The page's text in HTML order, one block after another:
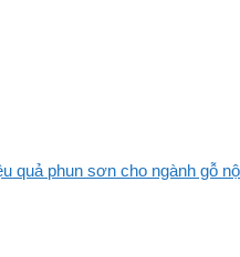
quả phun sơn cho ngành gỗ